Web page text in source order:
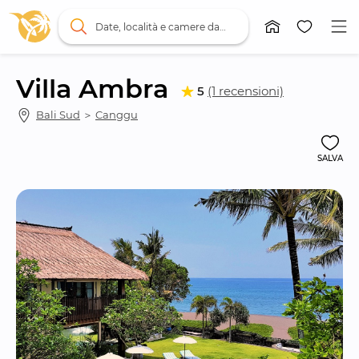
Villa Ambra 5 (1 recensioni)
Bali Sud ＞ Canggu
SALVA